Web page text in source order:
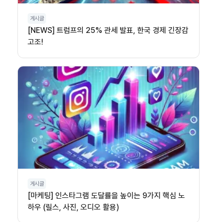
게시글
[NEWS] 트럼프의 25% 관세 발표, 한국 경제 긴장감
고조!
게시글
[마케팅] 인스타그램 도달률을 높이는 9가지 핵심 노
하우 (릴스, 사진, 오디오 활용)